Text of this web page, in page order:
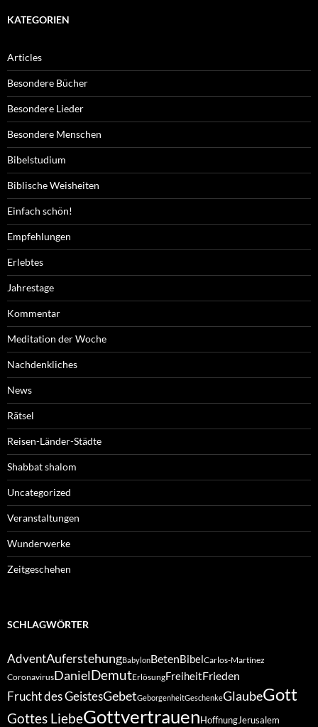
KATEGORIEN
Articles
Besondere Bücher
Besondere Lieder
Besondere Menschen
Bibelstudium
Biblische Weisheiten
Einfach schön!
Empfehlungen
Erlebtes
Jahrestage
Kommentar
Meditation der Woche
Nachdenkliches
News
Rätsel
Reisen-Länder-Städte
Shabbat shalom
Uncategorized
Veranstaltungen
Wunderwerke
Zeitgeschehen
SCHLAGWÖRTER
AdventAuferstehungBabylonBetenBibelCarlos-Martínez
CoronavirusDanielDemutErlösungFreiheitFrieden
Frucht des GeistesGebetGeborgenheitGeschenkeGlaubeGott
Gottes LiebeGottvertrauenHoffnungJerusalem